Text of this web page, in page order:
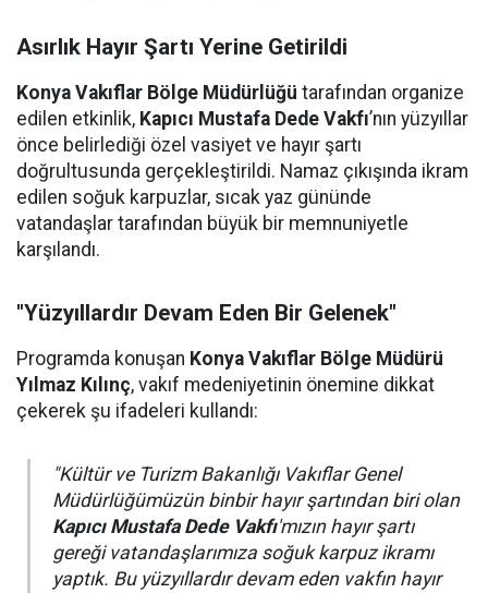
Asırlık Hayır Şartı Yerine Getirildi
Konya Vakıflar Bölge Müdürlüğü tarafından organize
edilen etkinlik, Kapıcı Mustafa Dede Vakfı’nın yüzyıllar
önce belirlediği özel vasiyet ve hayır şartı
doğrultusunda gerçekleştirildi. Namaz çıkışında ikram
edilen soğuk karpuzlar, sıcak yaz gününde
vatandaşlar tarafından büyük bir memnuniyetle
karşılandı.
"Yüzyıllardır Devam Eden Bir Gelenek"
Programda konuşan Konya Vakıflar Bölge Müdürü
Yılmaz Kılınç, vakıf medeniyetinin önemine dikkat
çekerek şu ifadeleri kullandı:
"Kültür ve Turizm Bakanlığı Vakıflar Genel
Müdürlüğümüzün binbir hayır şartından biri olan
Kapıcı Mustafa Dede Vakfı'mızın hayır şartı
gereği vatandaşlarımıza soğuk karpuz ikramı
yaptık. Bu yüzyıllardır devam eden vakfın hayır